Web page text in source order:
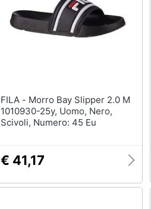
FILA - Morro Bay Slipper 2.0 M
1010930-25y, Uomo, Nero,
Scivoli, Numero: 45 Eu
€ 41,17